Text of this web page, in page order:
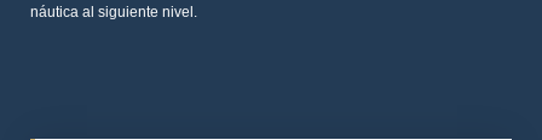
náutica al siguiente nivel.